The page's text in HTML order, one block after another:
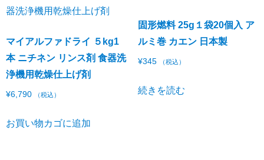
マイアルファドライ ５kg1
本 ニチネン リンス剤 食器洗
浄機用乾燥仕上げ剤
¥6,790 （税込）
お買い物カゴに追加
固形燃料 25g１袋20個入 ア
ルミ巻 カエン 日本製
¥345 （税込）
続きを読む